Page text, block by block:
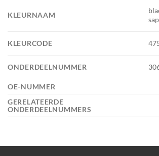
KLEURNAAM
KLEURCODE
ONDERDEELNUMMER
OE-NUMMER
GERELATEERDE
ONDERDEELNUMMERS